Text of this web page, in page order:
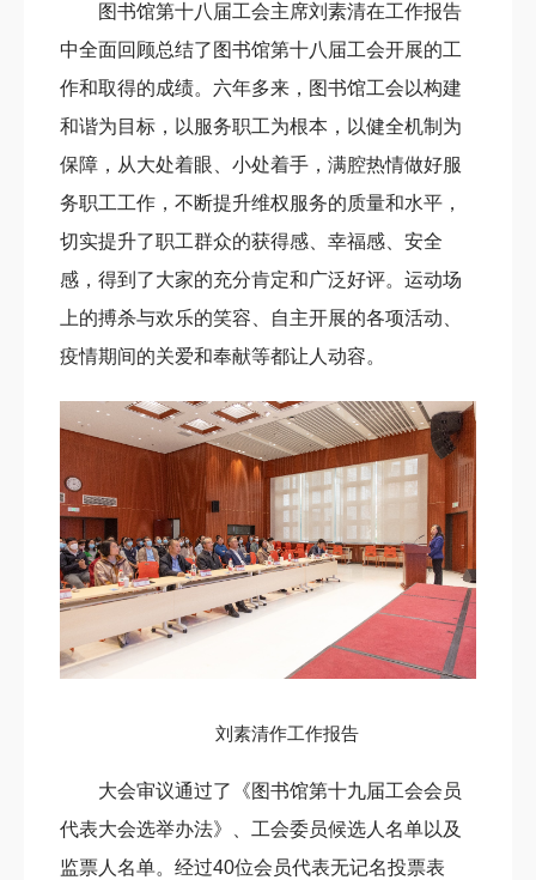
图书馆第十八届工会主席刘素清在工作报告
中全面回顾总结了图书馆第十八届工会开展的工
作和取得的成绩。六年多来，图书馆工会以构建
和谐为目标，以服务职工为根本，以健全机制为
保障，从大处着眼、小处着手，满腔热情做好服
务职工工作，不断提升维权服务的质量和水平，
切实提升了职工群众的获得感、幸福感、安全
感，得到了大家的充分肯定和广泛好评。运动场
上的搏杀与欢乐的笑容、自主开展的各项活动、
疫情期间的关爱和奉献等都让人动容。
刘素清作工作报告
大会审议通过了《图书馆第十九届工会会员
代表大会选举办法》、工会委员候选人名单以及
监票人名单。经过40位会员代表无记名投票表